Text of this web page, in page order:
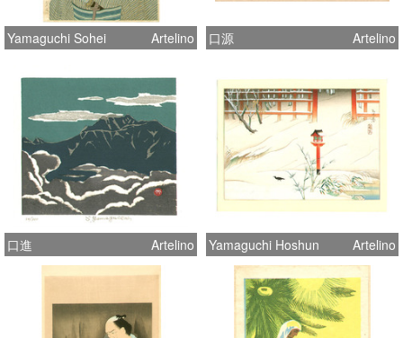
Yamaguchi Sohei Artelino 口源 Artelino
口進 Artelino Yamaguchi Hoshun Artelino